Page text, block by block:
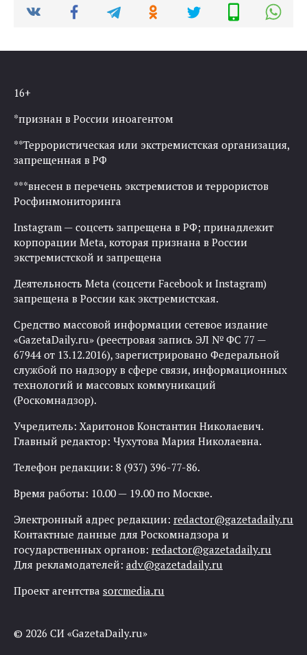
16+
*признан в России иноагентом
**Террористическая или экстремистская организация,
запрещенная в РФ
***внесен в перечень экстремистов и террористов
Росфинмониторинга
Instagram — соцсеть запрещена в РФ; принадлежит
корпорации Meta, которая признана в России
экстремистской и запрещена
Деятельность Meta (соцсети Facebook и Instagram)
запрещена в России как экстремистская.
Средство массовой информации сетевое издание
«GazetaDaily.ru» (реестровая запись ЭЛ № ФС 77 —
67944 от 13.12.2016), зарегистрировано Федеральной
службой по надзору в сфере связи, информационных
технологий и массовых коммуникаций
(Роскомнадзор).
Учредитель: Харитонов Константин Николаевич.
Главный редактор: Чухутова Мария Николаевна.
Телефон редакции: 8 (937) 396-77-86.
Время работы: 10.00 — 19.00 по Москве.
Электронный адрес редакции: redactor@gazetadaily.ru
Контактные данные для Роскомнадзора и
государственных органов: redactor@gazetadaily.ru
Для рекламодателей: adv@gazetadaily.ru
Проект агентства sorcmedia.ru
© 2026 СИ «GazetaDaily.ru»